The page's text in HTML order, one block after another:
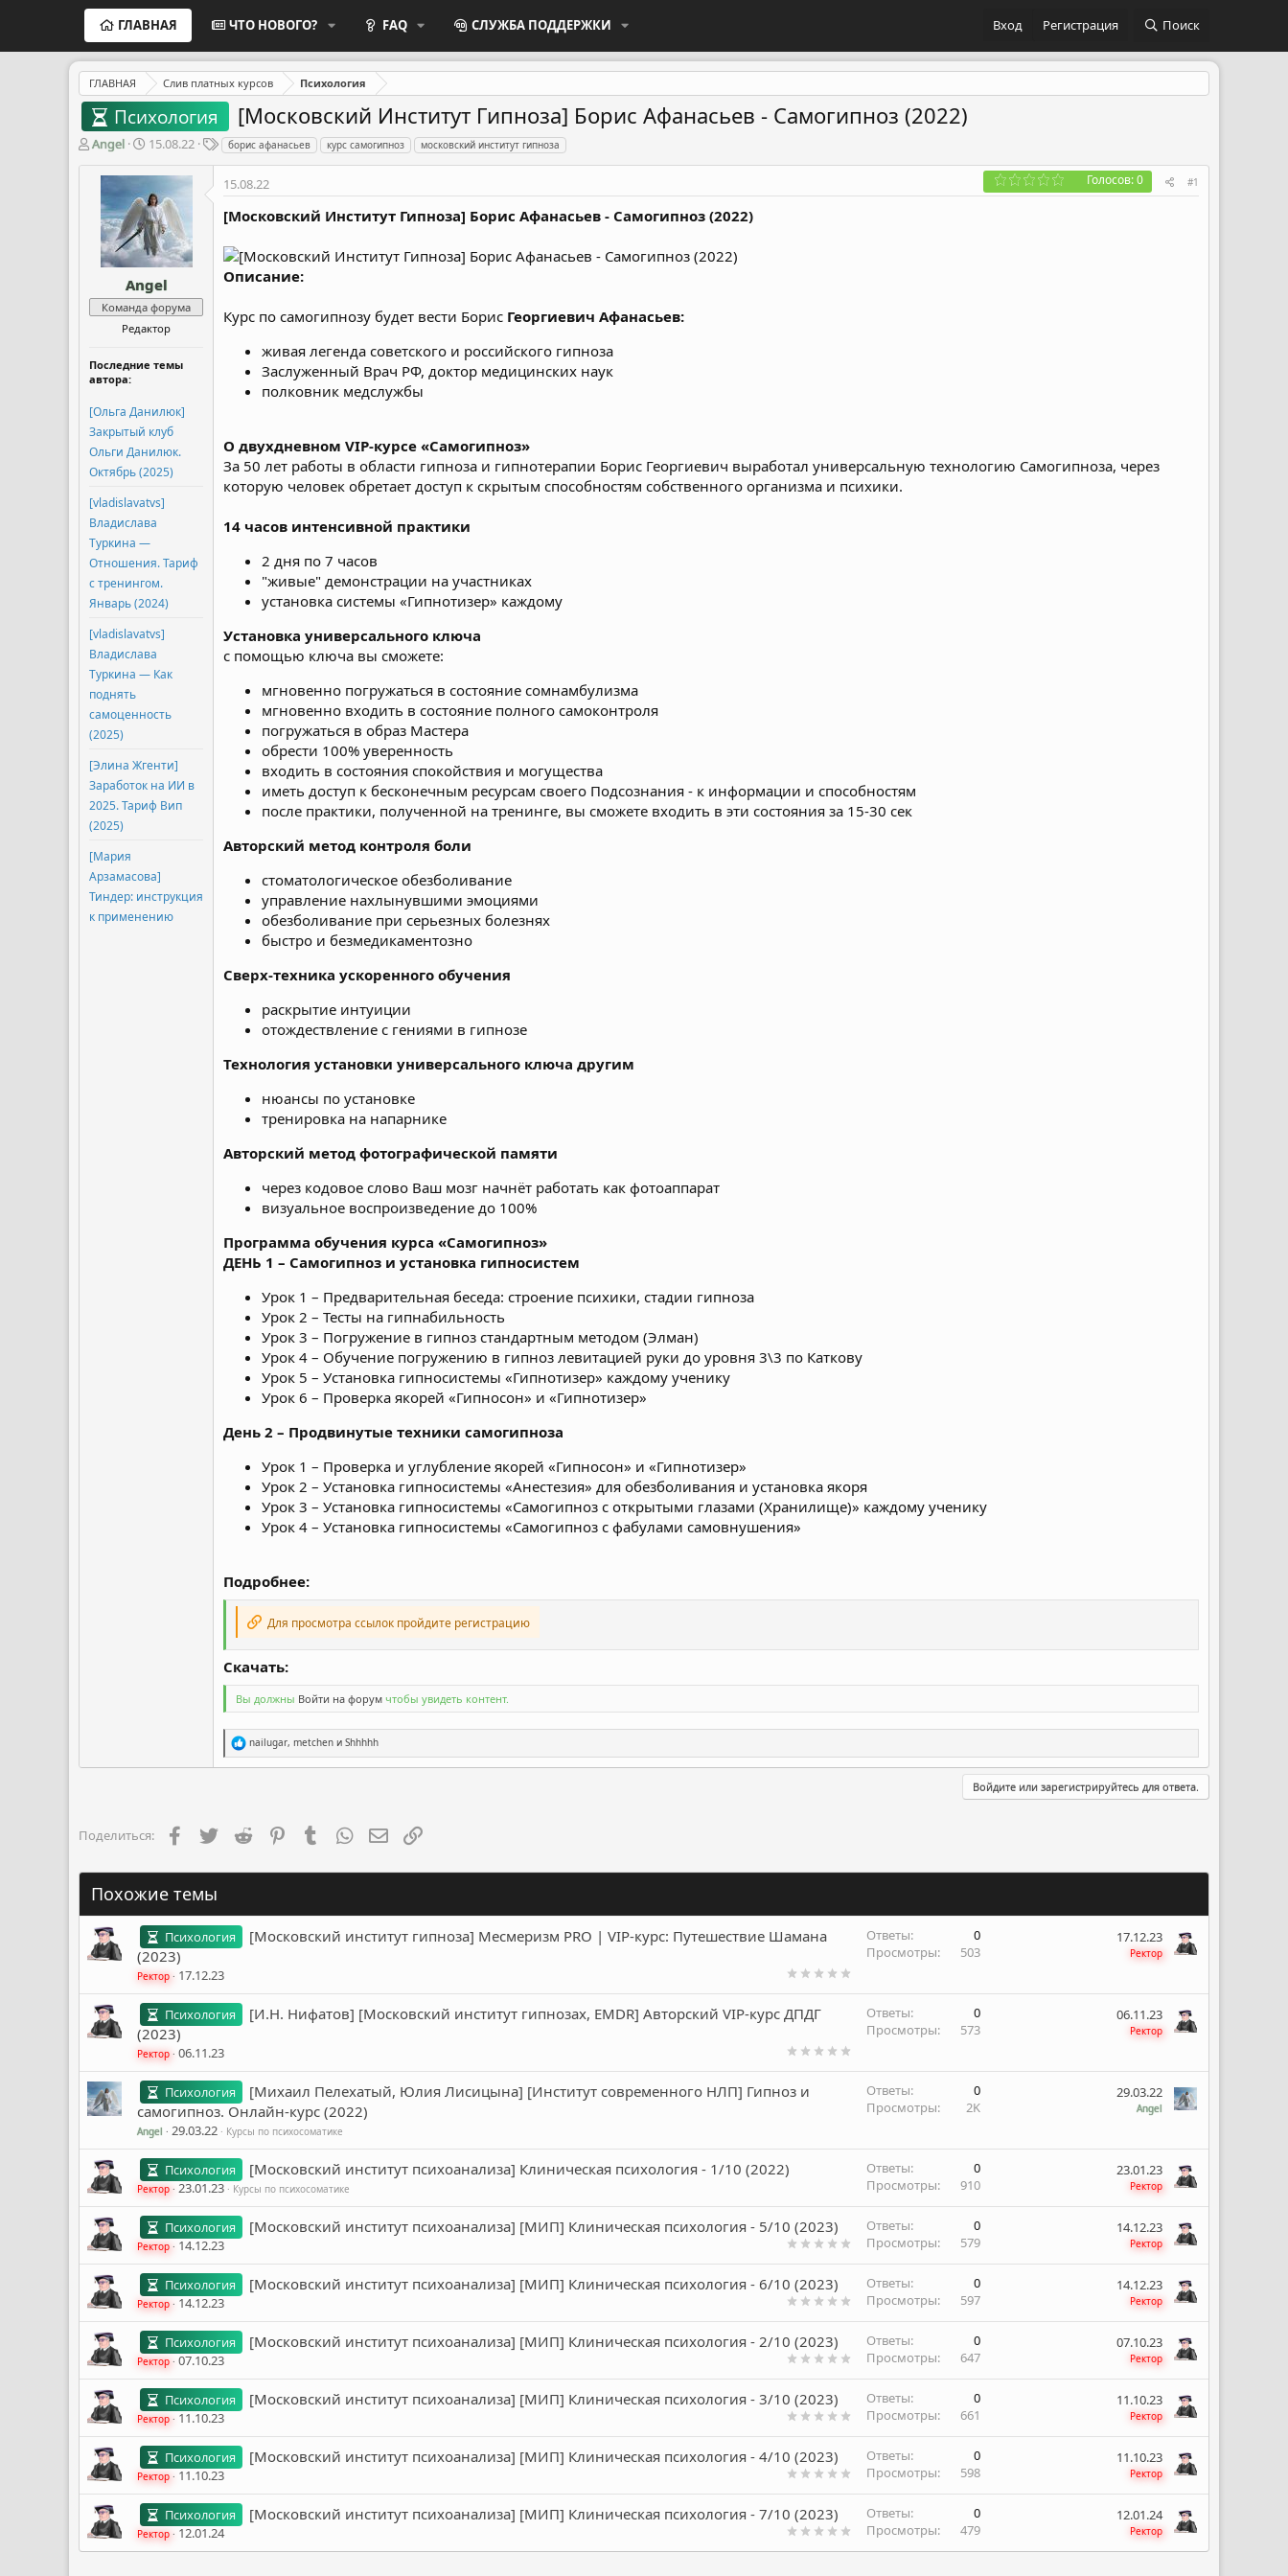
ГЛАВНАЯ ЧТО НОВОГО? FAQ СЛУЖБА ПОДДЕРЖКИ Вход Регистрация Поиск
ГЛАВНАЯ Слив платных курсов Психология
Психология [Московский Институт Гипноза] Борис Афанасьев - Самогипноз (2022)
А
Angel
Д
т
а
н
а
ч
а
л
а
15.08.22
Т
г
и
борис афанасьев курс самогипноз московский институт гипноза
Angel
Команда форума
Редактор
Последние темы
автора:
[Ольга Данилюк]
Закрытый клуб
Ольги Данилюк.
Октябрь (2025)
[vladislavatvs]
Владислава
Туркина ―
Отношения. Тариф
с тренингом.
Январь (2024)
[vladislavatvs]
Владислава
Туркина ― Как
поднять
самоценность
(2025)
[Элина Жгенти]
Заработок на ИИ в
2025. Тариф Вип
(2025)
[Мария
Арзамасова]
Тиндер: инструкция
к применению
15.08.22 Голосов: 0 #1
[Московский Институт Гипноза] Борис Афанасьев - Самогипноз (2022)
Описание:
Курс по самогипнозу будет вести Борис Георгиевич Афанасьев:
живая легенда советского и российского гипноза
Заслуженный Врач РФ, доктор медицинских наук
полковник медслужбы
О двухдневном VIP-курсе «Самогипноз»
За 50 лет работы в области гипноза и гипнотерапии Борис Георгиевич выработал универсальную технологию Самогипноза, через
которую человек обретает доступ к скрытым способностям собственного организма и психики.
14 часов интенсивной практики
2 дня по 7 часов
"живые" демонстрации на участниках
установка системы «Гипнотизер» каждому
Установка универсального ключа
с помощью ключа вы сможете:
мгновенно погружаться в состояние сомнамбулизма
мгновенно входить в состояние полного самоконтроля
погружаться в образ Мастера
обрести 100% уверенность
входить в состояния спокойствия и могущества
иметь доступ к бесконечным ресурсам своего Подсознания - к информации и способностям
после практики, полученной на тренинге, вы сможете входить в эти состояния за 15-30 сек
Авторский метод контроля боли
стоматологическое обезболивание
управление нахлынувшими эмоциями
обезболивание при серьезных болезнях
быстро и безмедикаментозно
Сверх-техника ускоренного обучения
раскрытие интуиции
отождествление с гениями в гипнозе
Технология установки универсального ключа другим
нюансы по установке
тренировка на напарнике
Авторский метод фотографической памяти
через кодовое слово Ваш мозг начнёт работать как фотоаппарат
визуальное воспроизведение до 100%
Программа обучения курса «Самогипноз»
ДЕНЬ 1 – Самогипноз и установка гипносистем
Урок 1 – Предварительная беседа: строение психики, стадии гипноза
Урок 2 – Тесты на гипнабильность
Урок 3 – Погружение в гипноз стандартным методом (Элман)
Урок 4 – Обучение погружению в гипноз левитацией руки до уровня 3\3 по Каткову
Урок 5 – Установка гипносистемы «Гипнотизер» каждому ученику
Урок 6 – Проверка якорей «Гипносон» и «Гипнотизер»
День 2 – Продвинутые техники самогипноза
Урок 1 – Проверка и углубление якорей «Гипносон» и «Гипнотизер»
Урок 2 – Установка гипносистемы «Анестезия» для обезболивания и установка якоря
Урок 3 – Установка гипносистемы «Самогипноз с открытыми глазами (Хранилище)» каждому ученику
Урок 4 – Установка гипносистемы «Самогипноз с фабулами самовнушения»
Подробнее:
Для просмотра ссылок пройдите регистрацию
Скачать:
Вы должны Войти на форум чтобы увидеть контент.
Р
е
а
:
nailugar, metchen и Shhhhh
Войдите или зарегистрируйтесь для ответа.
Поделиться: FacebookTwitter Reddit PinterestTumblr WhatsAppЭлектронная почта
Похожие темы
Психология
[Московский институт гипноза] Месмеризм PRO | VIP-курс: Путешествие Шамана
(2023)
Ректор 17.12.23
Ответы
0
Просмотры
503
17.12.23
Ректор
Психология
[И.Н. Нифатов] [Московский институт гипнозах, EMDR] Авторский VIP-курс ДПДГ
(2023)
Ректор 06.11.23
Ответы
0
Просмотры
573
06.11.23
Ректор
Психология
[Михаил Пелехатый, Юлия Лисицына] [Институт современного НЛП] Гипноз и
самогипноз. Онлайн-курс (2022)
Angel 29.03.22 Курсы по психосоматике
Ответы
0
Просмотры
2K
29.03.22
Angel
Психология [Московский институт психоанализа] Клиническая психология - 1/10 (2022)
Ректор 23.01.23 Курсы по психосоматике
Ответы
0
Просмотры
910
23.01.23
Ректор
Психология [Московский институт психоанализа] [МИП] Клиническая психология - 5/10 (2023)
Ректор 14.12.23
Ответы
0
Просмотры
579
14.12.23
Ректор
Психология [Московский институт психоанализа] [МИП] Клиническая психология - 6/10 (2023)
Ректор 14.12.23
Ответы
0
Просмотры
597
14.12.23
Ректор
Психология [Московский институт психоанализа] [МИП] Клиническая психология - 2/10 (2023)
Ректор 07.10.23
Ответы
0
Просмотры
647
07.10.23
Ректор
Психология [Московский институт психоанализа] [МИП] Клиническая психология - 3/10 (2023)
Ректор 11.10.23
Ответы
0
Просмотры
661
11.10.23
Ректор
Психология [Московский институт психоанализа] [МИП] Клиническая психология - 4/10 (2023)
Ректор 11.10.23
Ответы
0
Просмотры
598
11.10.23
Ректор
Психология [Московский институт психоанализа] [МИП] Клиническая психология - 7/10 (2023)
Ректор 12.01.24
Ответы
0
Просмотры
479
12.01.24
Ректор